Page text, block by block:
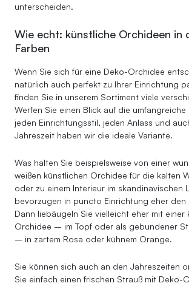
unterscheiden.
Wie echt: künstliche Orchideen in
Farben
Wenn Sie sich für eine Deko-Orchidee
natürlich auch perfekt zu Ihrer Einrichtung
finden Sie in unserem Sortiment viele
Werfen Sie einen Blick auf die umfangreiche
jeden Einrichtungsstil, jeden Anlass und
Jahreszeit haben wir die ideale Variante.
Was halten Sie beispielsweise von einer
weißen künstlichen Orchidee für die kalten
oder zu einem Interieur im skandinavischen
bevorzugen in puncto Einrichtung eher den
Dann liebäugeln Sie vielleicht eher mit einer
Orchidee – im Topf oder als gebundener
– in zartem Rosa oder kühnem Orange.
Sie können sich auch an den Jahreszeiten
Sie einfach einen frischen Strauß mit Deko-